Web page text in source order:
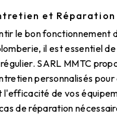
et Réparation
le bon fonctionnement
il est essentiel
SARL MMTC
personnalisés pour
l'efficacité de vos
de réparation